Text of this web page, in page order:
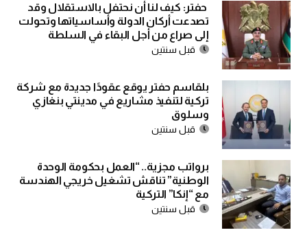
حفتر: كيف لنا أن نحتفل بالاستقلال وقد
تصدعت أركان الدولة وأساسياتها وتحولت
إلى صراع من أجل البقاء في السلطة
قبل سنتين
بلقاسم حفتر يوقع عقودًا جديدة مع شركة
تركية لتنفيذ مشاريع في مدينتي بنغازي
وسلوق
قبل سنتين
برواتب مجزية.. “العمل بحكومة الوحدة
الوطنية” تناقش تشغيل خريجي الهندسة
مع “إنكا” التركية
قبل سنتين